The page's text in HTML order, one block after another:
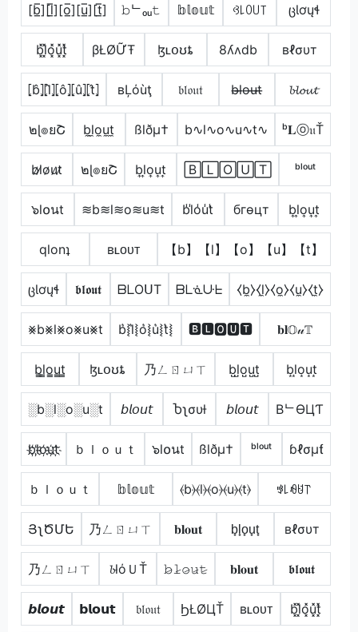
[b̲̅][l̲̅][o̲̅][u̲̅][t̲̅] 𝚋ᄂₒᵤ𝚝 𝕓𝕝𝕠𝕦𝕥 ꃳ꒒ꄲ꒤꓄ ცƖơųɬ
b͓̽l͓̽o͓̽u͓̽t͓̽ βŁØỮŦ ɮʟօʊȶ 8ʎʌdb вℓσυт
⦏b̂⦎⦏l̂⦎⦏ô⦎⦏û⦎⦏t̂⦎ вĻόùţ 𝔟𝔩𝔬𝔲𝔱 b̶l̶o̶u̶t̶ 𝓫𝓵𝓸𝓾𝓽
๒ɭ๏ยՇ b̼l̼o̼u̼t̼ ßlðµ† b∿l∿o∿u∿t∿ ᵇ𝐋ⓞ𝔲Ť
b̷l̷o̷u̷t̷ ๒ɭ๏ยՇ b͎l͎o͎u͎t͎ 🄱🄻🄾🅄🅃 ᵇˡᵒᵘᵗ
๖l໐นt ≋b≋l≋o≋u≋t b̾l̾o̾u̾t̾ бгѳцт b͎l͎o͎u͎t͎
qlonʇ ʙʟᴏᴜᴛ 【b】【l】【o】【u】【t】
ცƖơųɬ 𝖇𝖑𝖔𝖚𝖙 ᗷᒪOᑌT ᗷᒪᓍᑘᖶ ⧼b̼⧽⧼l̼⧽⧼o̼⧽⧼u̼⧽⧼t̼⧽
⨳b⨳l⨳o⨳u⨳t b͛⦚l͛⦚o͛⦚u͛⦚t͛⦚ 🅱🅻🅾🆄🆃 𝐛𝐥𝕆𝓊𝕋
b̳l̳o̳u̳t̳ ɮʟօʊȶ 乃ㄥㄖㄩㄒ b̺l̺o̺u̺t̺ b͙l͙o͙u͙t͙
░b░l░o░u░t 𝘣𝘭𝘰𝘶𝘵 Ⴆʅσυƚ 𝘣𝘭𝘰𝘶𝘵 BᄂӨЦƬ
b҉l҉o҉u҉t҉ ｂｌｏｕｔ ๖l໐นt ßlðµ† ᵇˡᵒᵘᵗ ɓℓσµƭ
ｂｌｏｕｔ 𝕓𝕝𝕠𝕦𝕥 ⦑b⦒⦑l⦒⦑o⦒⦑u⦒⦑t⦒ ꃃ꒒ꆂꐇ꓅
ՅʅԾՄԵ 乃ㄥㄖㄩㄒ 𝐛𝐥𝐨𝐮𝐭 b̟l̟o̟u̟t̟ вℓσυт
乃ㄥㄖㄩㄒ 𝓫lόＵŤ 𝚋̷𝚕̷𝚘̷𝚞̷𝚝̷ 𝐛𝐥𝐨𝐮𝐭 𝖇𝖑𝖔𝖚𝖙
𝙗𝙡𝙤𝙪𝙩 𝗯𝗹𝗼𝘂𝘁 𝔟𝔩𝔬𝔲𝔱 ϦŁØЦŤ ʙʟᴏᴜᴛ b͓̽l͓̽o͓̽u͓̽t͓̽